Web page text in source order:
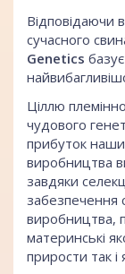
Відповідаючи
сучасного
Genetics
Ціллю
чудового
прибуток
виробництва
завдяки
забезпечення
виробництва,
материнські
прирости так і